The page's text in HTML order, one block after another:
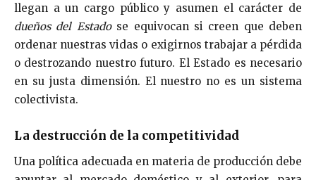
llegan a un cargo público y asumen el carácter de
dueños del Estadose equivocan si creen que deben
ordenar nuestras vidas o exigirnos trabajar a pérdida
o destrozando nuestro futuro. El Estado es necesario
en su justa dimensión. El nuestro no es un sistema
colectivista.
La destrucción de la competitividad
Una política adecuada en materia de producción debe